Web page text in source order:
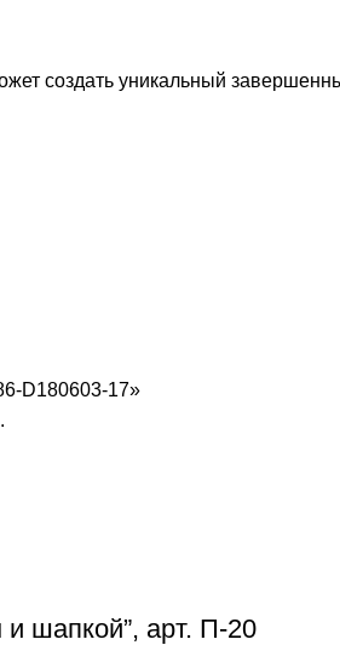
создать уникальный
D180603-17»
.
шапкой”, арт. П-20